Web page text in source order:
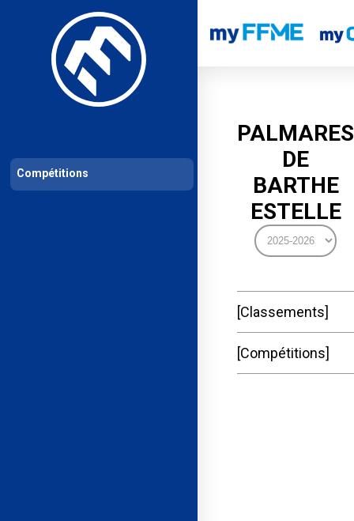
Les compétitions Calendrier de compétitions Classements
PALMARES
DE
BARTHE
ESTELLE
Classements
Compétitions
Compétitions